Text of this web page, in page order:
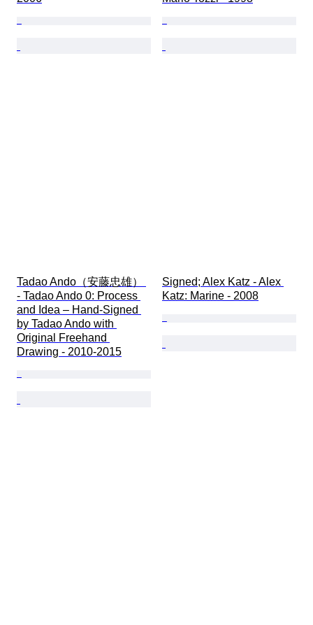
Tadao Ando（安藤忠雄）
- Tadao Ando 0: Process
and Idea – Hand-Signed
by Tadao Ando with
Original Freehand
Drawing - 2010-2015
Signed; Alex Katz - Alex
Katz: Marine - 2008